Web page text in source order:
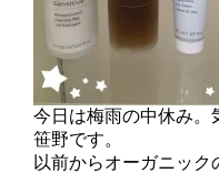
今日は梅雨の中休み。
笹野です。
以前からオーガニッ